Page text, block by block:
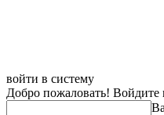
войти в систему
Добро пожаловать! Войдите